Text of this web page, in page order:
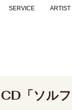
SERVICE ARTIST
CD「ソル